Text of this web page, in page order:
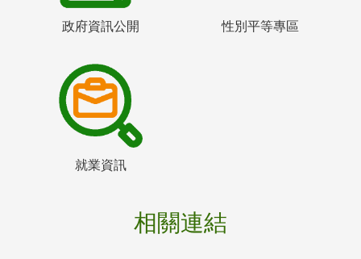
政府資訊公開 性別平等專區
就業資訊
相關連結